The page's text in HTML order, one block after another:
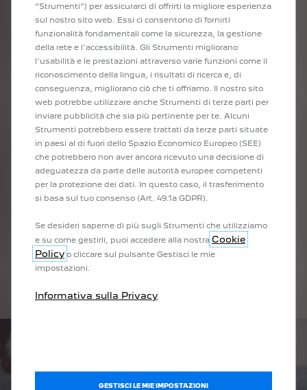
CLICHÉ N.5: L'ELETTRICO
NON È UNA TECNOLOGIA
“Strumenti”) per assicurarci di offrirti la migliore esperienza
sul nostro sito web. Essi ci consentono di fornirti
funzionalità fondamentali come la sicurezza, la gestione
della rete e l'accessibilità. Gli Strumenti migliorano
l'usabilità e le prestazioni attraverso varie funzioni come il
riconoscimento della lingua, i risultati di ricerca e, di
conseguenza, migliorano ciò che ti offriamo. Il nostro sito
web potrebbe utilizzare anche Strumenti di terze parti per
inviare pubblicità che sia più pertinente per te. Alcuni
Strumenti potrebbero essere trattati da terze parti situate
in paesi al di fuori dello Spazio Economico Europeo (SEE)
che potrebbero non aver ancora ricevuto una decisione di
adeguatezza da parte delle autorità europee competenti
per la protezione dei dati. In questo caso, il trasferimento
si basa sul tuo consenso (Art. 49.1a GDPR).
Se desideri saperne di più sugli Strumenti che utilizziamo
e su come gestirli, puoi accedere alla nostra Cookie
Policy o cliccare sul pulsante Gestisci le mie
impostazioni.
Informativa sulla Privacy
GESTISCI LE MIE IMPOSTAZIONI